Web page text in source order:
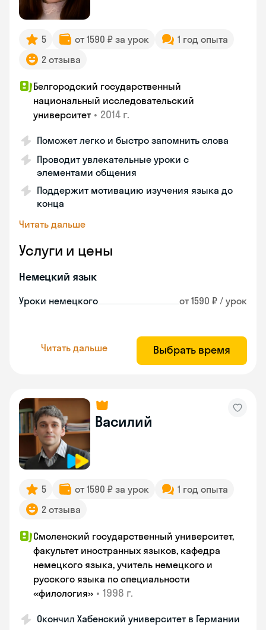
5 от 1590 ₽ за урок
1 год опыта
2 отзыва
Белгородский государственный
национальный исследовательский
университет • 2014 г.
Поможет легко и быстро запомнить слова
Проводит увлекательные уроки с
элементами общения
Поддержит мотивацию изучения языка до
конца
Читать дальше
Услуги и цены
Немецкий язык
Уроки немецкого от 1590 ₽ / урок
Читать дальше Выбрать время
Василий
5 от 1590 ₽ за урок
1 год опыта
2 отзыва
Смоленский государственный университет,
факультет иностранных языков, кафедра
немецкого языка, учитель немецкого и
русского языка по специальности
«филология» • 1998 г.
Окончил Хабенский университет в Германии